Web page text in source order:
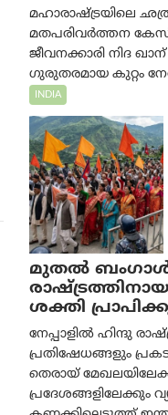
മഹാരാഷ്ട്രയിലെ
മതപരിവർത്തന
ജീവനക്കാരി നിദ
ഗുരുതരമായ കുറ്റം
INDIA
മുതൽ ബംഗാൾ
ശക്തി
നേപ്പാളിൽ ഹിന്ദു
പ്രതിഷേധങ്ങളും
തെരായ്
പ്രദേശങ്ങളിലേക്കും